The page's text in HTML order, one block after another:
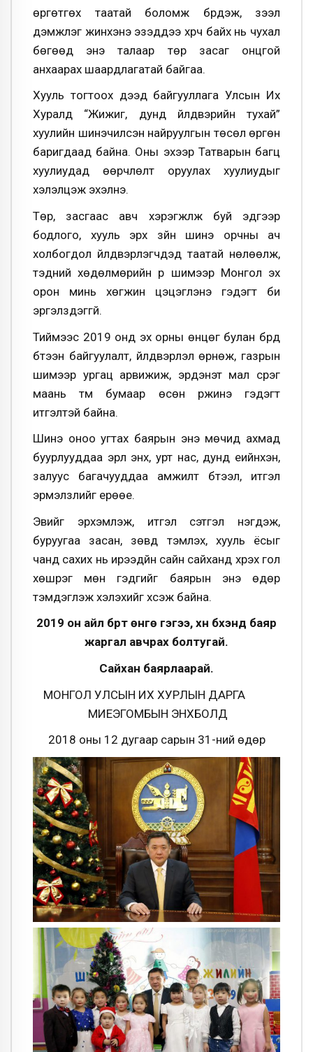
өргөтгөх таатай боломж бүрдэж, зээл
дэмжлэг жинхэнэ эзэддээ хүрч байх нь чухал
бөгөөд энэ талаар төр засаг онцгой
анхаарах шаардлагатай байгаа.
Хууль тогтоох дээд байгууллага Улсын Их
Хуралд “Жижиг, дунд үйлдвэрийн тухай”
хуулийн шинэчилсэн найруулгын төсөл өргөн
баригдаад байна. Оны эхээр Татварын багц
хуулиудад өөрчлөлт оруулах хуулиудыг
хэлэлцэж эхэлнэ.
Төр, засгаас авч хэрэгжүүлж буй эдгээр
бодлого, хууль эрх зүйн шинэ орчны ач
холбогдол үйлдвэрлэгчдэд таатай нөлөөлж,
тэдний хөдөлмөрийн үр шимээр Монгол эх
орон минь хөгжин цэцэглэнэ гэдэгт би
эргэлздэггүй.
Тиймээс 2019 онд эх орны өнцөг булан бүрд
бүтээн байгуулалт, үйлдвэрлэл өрнөж, газрын
шимээр ургац арвижиж, эрдэнэт мал сүрэг
маань түм бумаар өсөн үржинэ гэдэгт
итгэлтэй байна.
Шинэ оноо угтах баярын энэ мөчид ахмад
буурлууддаа эрүүл энх, урт нас, дунд үеийнхэн,
залуус багачууддаа амжилт бүтээл, итгэл
эрмэлзлийг ерөөе.
Эвийг эрхэмлэж, итгэл сэтгэл нэгдэж,
буруугаа засан, зөвд тэмүүлэх, хууль ёсыг
чанд сахих нь ирээдүйн сайн сайханд хүрэх гол
хөшүүрэг мөн гэдгийг баярын энэ өдөр
тэмдэглэж хэлэхийг хүсэж байна.
2019 он айл бүрт өнгө гэгээ, хүн бүхэнд баяр
жаргал авчрах болтугай.
Сайхан баярлаарай.
МОНГОЛ УЛСЫН ИХ ХУРЛЫН ДАРГА
МИЕЭГОМБЫН ЭНХБОЛД
2018 оны 12 дугаар сарын 31-ний өдөр